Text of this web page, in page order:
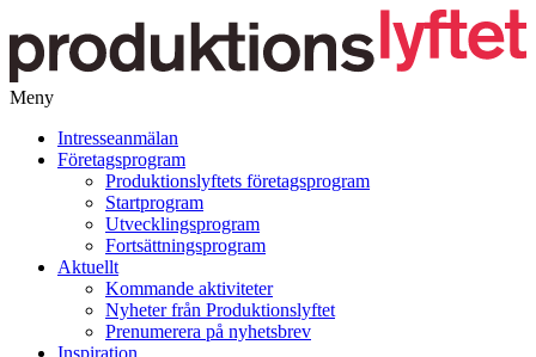
Meny
vidare
Intresseanmälan
Företagsprogram
Produktionslyftets företagsprogram
Startprogram
Utvecklingsprogram
Fortsättningsprogram
Aktuellt
Kommande aktiviteter
Nyheter från Produktionslyftet
Prenumerera på nyhetsbrev